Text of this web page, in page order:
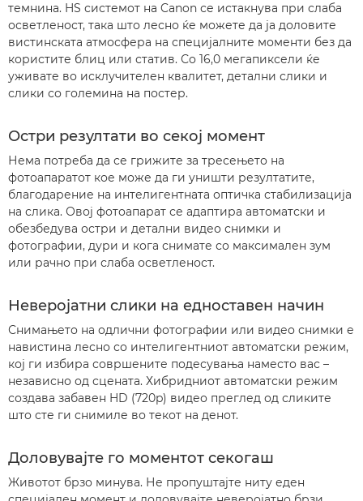
темнина. HS системот на Canon се истакнува при слаба
осветленост, така што лесно ќе можете да ја доловите
вистинската атмосфера на специјалните моменти без да
користите блиц или статив. Со 16,0 мегапиксели ќе
уживате во исклучителен квалитет, детални слики и
слики со големина на постер.
Остри резултати во секој момент
Нема потреба да се грижите за тресењето на
фотоапаратот кое може да ги уништи резултатите,
благодарение на интелигентната оптичка стабилизација
на слика. Овој фотоапарат се адаптира автоматски и
обезбедува остри и детални видео снимки и
фотографии, дури и кога снимате со максимален зум
или рачно при слаба осветленост.
Неверојатни слики на едноставен начин
Снимањето на одлични фотографии или видео снимки е
навистина лесно со интелигентниот автоматски режим,
кој ги избира совршените подесувања наместо вас –
независно од сцената. Хибридниот автоматски режим
создава забавен HD (720p) видео преглед од сликите
што сте ги снимиле во текот на денот.
Доловувајте го моментот секогаш
Животот брзо минува. Не пропуштајте ниту еден